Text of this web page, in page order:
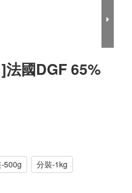
法國DGF 65%
500g 分裝-1kg